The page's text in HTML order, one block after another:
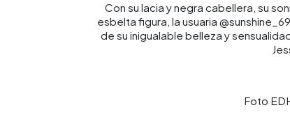
Con su lacia y negra cabellera, su
esbelta figura, la usuaria
de su inigualable belleza y
Foto